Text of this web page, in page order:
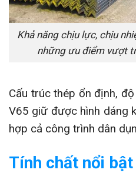
Khả năng chịu lực, chịu
những ưu điểm vượt
Cấu trúc thép ổn định,
V65 giữ được hình dáng
hợp cả công trình dân
Tính chất nổi